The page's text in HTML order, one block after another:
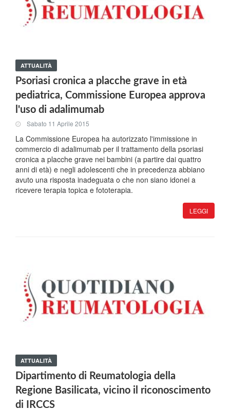
ATTUALITÀ
Psoriasi cronica a placche grave in età
pediatrica, Commissione Europea approva
l'uso di adalimumab
Sabato 11 Aprile 2015
La Commissione Europea ha autorizzato l'immissione in
commercio di adalimumab per il trattamento della psoriasi
cronica a placche grave nei bambini (a partire dai quattro
anni di età) e negli adolescenti che in precedenza abbiano
avuto una risposta inadeguata o che non siano idonei a
ricevere terapia topica e fototerapia.
LEGGI
ATTUALITÀ
Dipartimento di Reumatologia della
Regione Basilicata, vicino il riconoscimento
di IRCCS